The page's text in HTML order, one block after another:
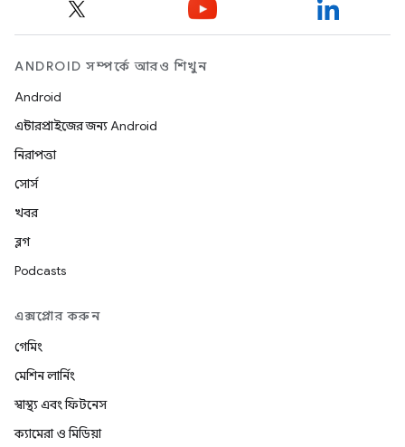
ANDROID সম্পর্কে আরও শিখুন
Android
এন্টারপ্রাইজের জন্য Android
নিরাপত্তা
সোর্স
খবর
ব্লগ
Podcasts
এক্সপ্লোর করুন
গেমিং
মেশিন লার্নিং
স্বাস্থ্য এবং ফিটনেস
ক্যামেরা ও মিডিয়া